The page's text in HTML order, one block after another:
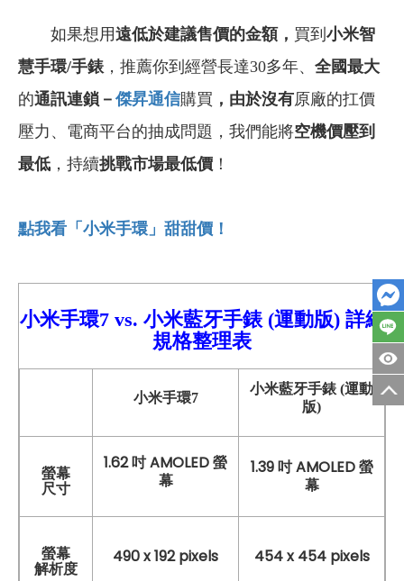
如果想用遠低於建議售價的金額， 買到 小米智
慧手環/手錶 ，推薦你到經營長達30多年、 全國最大
的通訊連鎖－ 傑昇通信購買 ，由於沒有原廠的扛價
壓力、電商平台的抽成問題，我們能將空機價壓到
最低 ，持續挑戰市場最低價 ！
點我看「小米手環」甜甜價！
小米手環7vs. 小米藍牙手錶 (運動版)詳細
規格整理表
小米手環7
小米藍牙手錶 (運動
版)
螢幕
尺寸
1.62 吋 AMOLED 螢
幕
1.39 吋 AMOLED 螢
幕
螢幕
解析度
490 x 192 pixels 454 x 454 pixels